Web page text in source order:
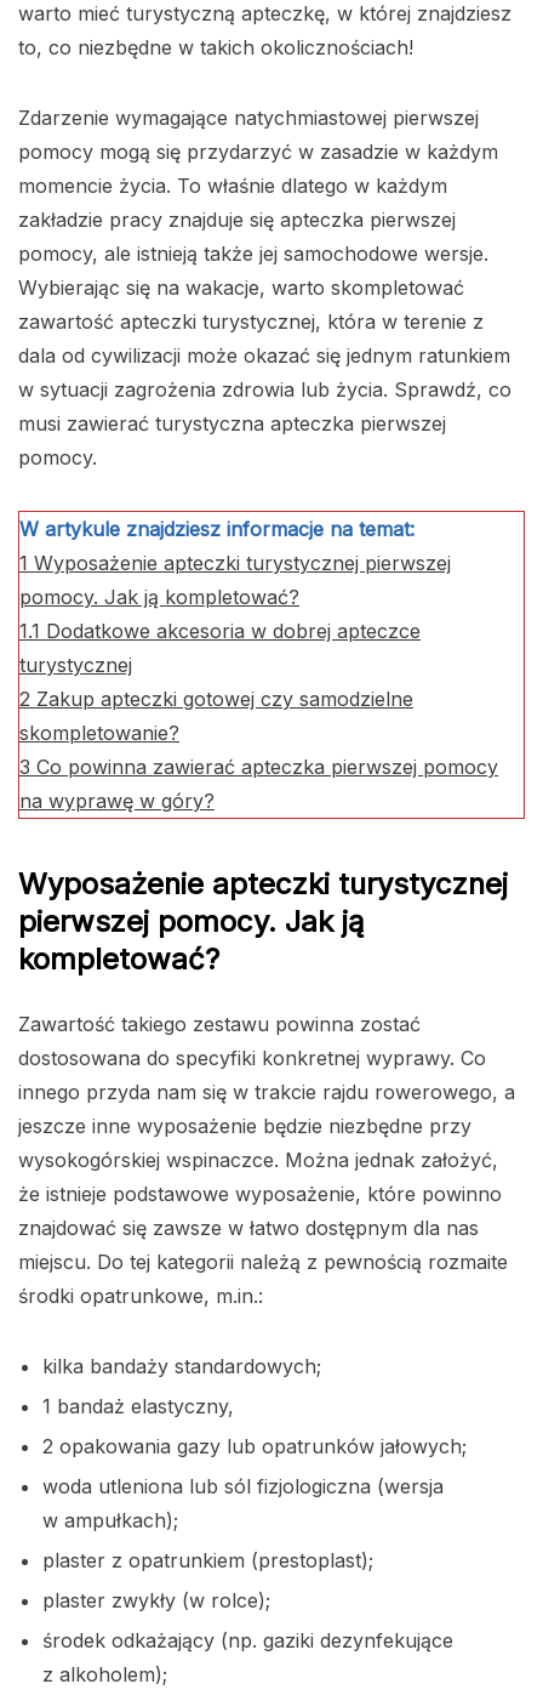
warto mieć turystyczną apteczkę, w której znajdziesz
to, co niezbędne w takich okolicznościach!
Zdarzenie wymagające natychmiastowej pierwszej
pomocy mogą się przydarzyć w zasadzie w każdym
momencie życia. To właśnie dlatego w każdym
zakładzie pracy znajduje się apteczka pierwszej
pomocy, ale istnieją także jej samochodowe wersje.
Wybierając się na wakacje, warto skompletować
zawartość apteczki turystycznej, która w terenie z
dala od cywilizacji może okazać się jednym ratunkiem
w sytuacji zagrożenia zdrowia lub życia. Sprawdź, co
musi zawierać turystyczna apteczka pierwszej
pomocy.
W artykule znajdziesz informacje na temat:
1 Wyposażenie apteczki turystycznej pierwszej
pomocy. Jak ją kompletować?
1.1 Dodatkowe akcesoria w dobrej apteczce
turystycznej
2 Zakup apteczki gotowej czy samodzielne
skompletowanie?
3 Co powinna zawierać apteczka pierwszej pomocy
na wyprawę w góry?
Wyposażenie apteczki turystycznej
pierwszej pomocy. Jak ją
kompletować?
Zawartość takiego zestawu powinna zostać
dostosowana do specyfiki konkretnej wyprawy. Co
innego przyda nam się w trakcie rajdu rowerowego, a
jeszcze inne wyposażenie będzie niezbędne przy
wysokogórskiej wspinaczce. Można jednak założyć,
że istnieje podstawowe wyposażenie, które powinno
znajdować się zawsze w łatwo dostępnym dla nas
miejscu. Do tej kategorii należą z pewnością rozmaite
środki opatrunkowe, m.in.:
kilka bandaży standardowych;
1 bandaż elastyczny,
2 opakowania gazy lub opatrunków jałowych;
woda utleniona lub sól fizjologiczna (wersja
w ampułkach);
plaster z opatrunkiem (prestoplast);
plaster zwykły (w rolce);
środek odkażający (np. gaziki dezynfekujące
z alkoholem);